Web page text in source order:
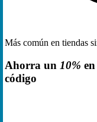
Más común en tiendas
Ahorra un 10%
código